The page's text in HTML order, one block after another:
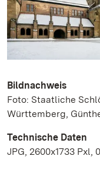
Bildnachweis
Foto: Staatliche
Württemberg,
Technische Daten
JPG, 2600x1733 Pxl,